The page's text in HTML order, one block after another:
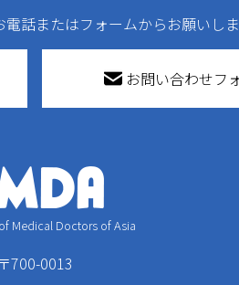
話またはフォームからお願いしま
お問い合わせフ
Medical Doctors of Asia
〒700-0013